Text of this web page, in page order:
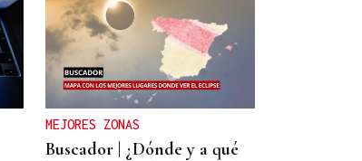
MEJORES ZONAS
Buscador | ¿Dónde y a qué